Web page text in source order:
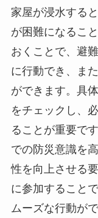
家屋が浸水する
が困難になるこ
おくことで、避
に行動でき、ま
ができます。具
をチェックし、
ることが重要で
での防災意識を
性を向上させる
に参加すること
ムーズな行動が